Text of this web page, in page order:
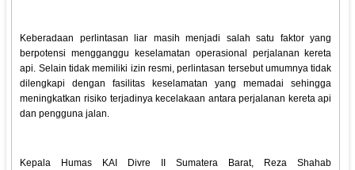
Keberadaan perlintasan liar masih menjadi salah satu faktor yang
berpotensi mengganggu keselamatan operasional perjalanan kereta
api. Selain tidak memiliki izin resmi, perlintasan tersebut umumnya tidak
dilengkapi dengan fasilitas keselamatan yang memadai sehingga
meningkatkan risiko terjadinya kecelakaan antara perjalanan kereta api
dan pengguna jalan.
Kepala Humas KAI Divre II Sumatera Barat, Reza Shahab